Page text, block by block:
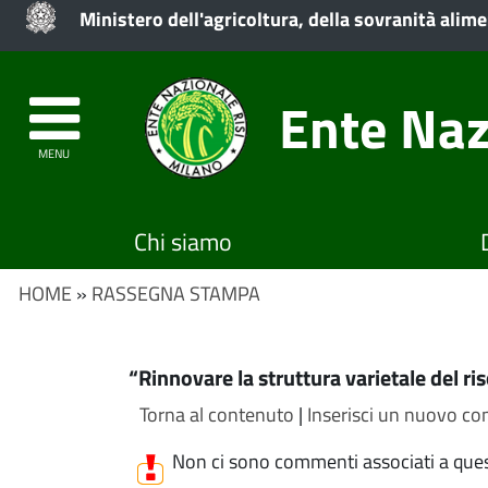
Ministero dell'agricoltura, della sovranità
MENU Ente
Chi siamo
HOME » RASSEGNA STAMPA
“Rinnovare la struttura varietale del
Torna al contenuto | Inserisci un nuovo
Non ci sono commenti associati a